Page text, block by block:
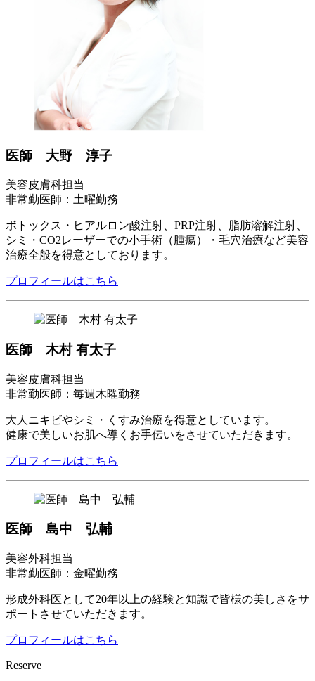
医師 大野 淳子
美容皮膚科担当
非常勤医師：土曜勤務
ボトックス・ヒアルロン酸注射、PRP注射、脂肪溶解注射、
シミ・CO2レーザーでの小手術（腫瘍）・毛穴治療など美容
治療全般を得意としております。
プロフィールはこちら
医師 木村 有太子
美容皮膚科担当
非常勤医師：毎週木曜勤務
大人ニキビやシミ・くすみ治療を得意としています。
健康で美しいお肌へ導くお手伝いをさせていただきます。
プロフィールはこちら
医師 島中 弘輔
美容外科担当
非常勤医師：金曜勤務
形成外科医として20年以上の経験と知識で皆様の美しさをサ
ポートさせていただきます。
プロフィールはこちら
Reserve